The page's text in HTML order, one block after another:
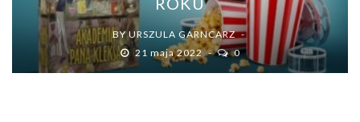
BYURSZULA GARNCARZ
21 maja 2022
0